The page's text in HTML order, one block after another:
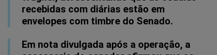
recebidas com diárias estão em
envelopes com timbre do Senado.
Em nota divulgada após a operação, a